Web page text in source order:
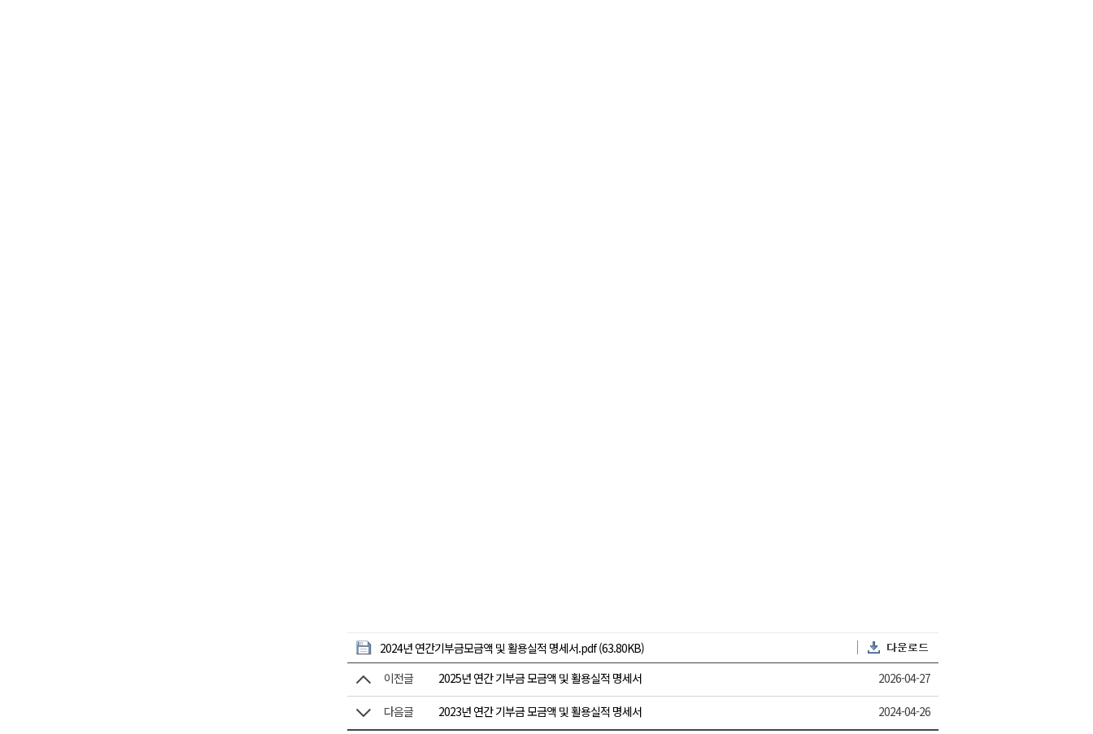
2024년 연간기부금모금액 및 활용실적 명세서.pdf (63.80KB)
이전글
2025년 연간 기부금 모금액 및 활용실적 명세서 2026-04-27
다음글 2023년 연간 기부금 모금액 및 활용실적 명세서 2024-04-26